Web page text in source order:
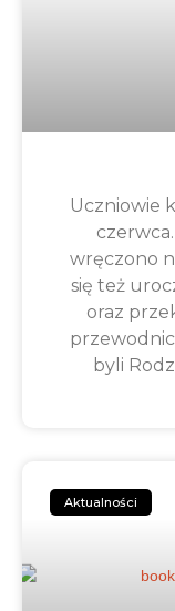
Uczniowie
wręczono
się też
oraz
byli
Aktualności